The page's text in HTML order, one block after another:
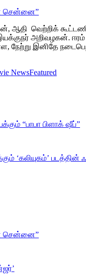
சென்னை”
ஆதி வெற்றிக்
அறிவழகன். ஈரம்
நேற்று இனிதே
NewsFeatured
“பாபா பிளாக் ஷீப்”
‘கலியுகம்’ படத்தின்
சென்னை”